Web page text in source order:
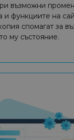
възможни
и функциите на
спомагат за
му състояние.